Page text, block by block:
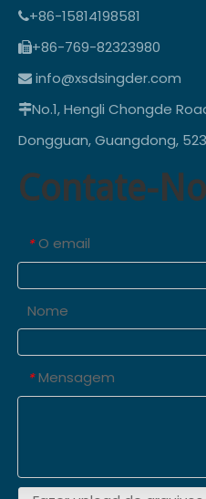
+86-15814198581
+86-769-82323980
 info@xsdsingder.com
No.1, Hengli Chongde
Dongguan, Guangdong,
Contate-
* O email
Nome
* Mensagem